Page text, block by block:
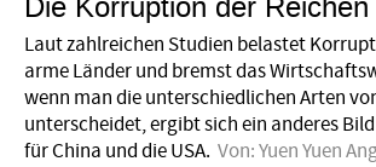
Laut zahlreichen Studien belastet
arme Länder und bremst das
wenn man die unterschiedlichen Arten
unterscheidet, ergibt sich ein anderes
für China und die USA. Von:Yuen Yuen